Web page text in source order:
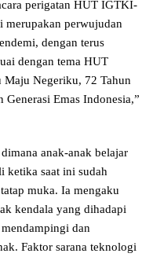
perigatan HUT IGTKI-
merupakan perwujudan
dengan terus
dengan tema HUT
Negeriku, 72 Tahun
Emas Indonesia,”
anak-anak belajar
ketika saat ini sudah
muka. Ia mengaku
kendala yang dihadapi
dan
Faktor sarana teknologi